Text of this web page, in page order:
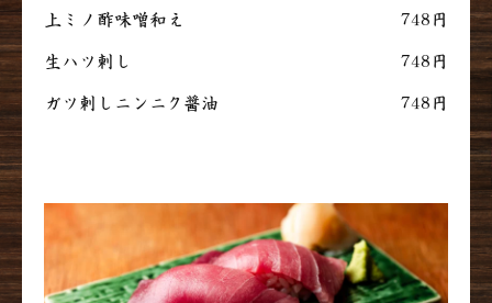
上ミノ酢味噌和え 748円
生ハツ刺し 748円
ガツ刺しニンニク醤油 748円